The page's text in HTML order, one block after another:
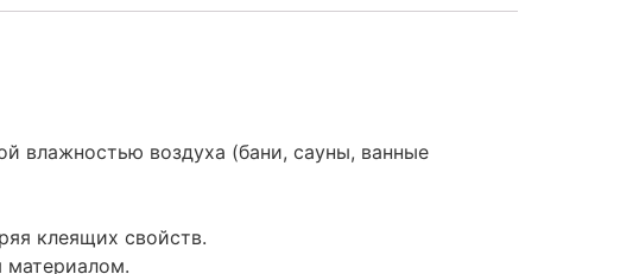
влажностью воздуха (бани, сауны, ванные
клеящих свойств.